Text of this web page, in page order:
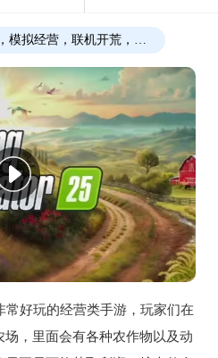
拟经营，联机开荒，等你来！
好玩的经营类手游，玩家们在
，里面会有各种农作物以及动